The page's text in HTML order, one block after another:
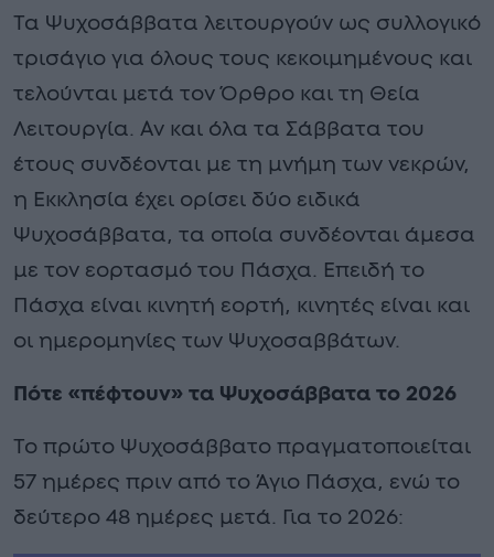
Τα Ψυχοσάββατα λειτουργούν ως συλλογικό
τρισάγιο για όλους τους κεκοιμημένους και
τελούνται μετά τον Όρθρο και τη Θεία
Λειτουργία. Αν και όλα τα Σάββατα του
έτους συνδέονται με τη μνήμη των νεκρών,
η Εκκλησία έχει ορίσει δύο ειδικά
Ψυχοσάββατα, τα οποία συνδέονται άμεσα
με τον εορτασμό του Πάσχα. Επειδή το
Πάσχα είναι κινητή εορτή, κινητές είναι και
οι ημερομηνίες των Ψυχοσαββάτων.
Πότε «πέφτουν» τα Ψυχοσάββατα το 2026
Το πρώτο Ψυχοσάββατο πραγματοποιείται
57 ημέρες πριν από το Άγιο Πάσχα, ενώ το
δεύτερο 48 ημέρες μετά. Για το 2026: